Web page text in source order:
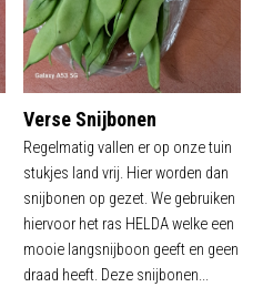
Verse Snijbonen
Regelmatig vallen er op onze tuin
stukjes land vrij. Hier worden dan
snijbonen op gezet. We gebruiken
hiervoor het ras HELDA welke een
mooie langsnijboon geeft en geen
draad heeft. Deze snijbonen...